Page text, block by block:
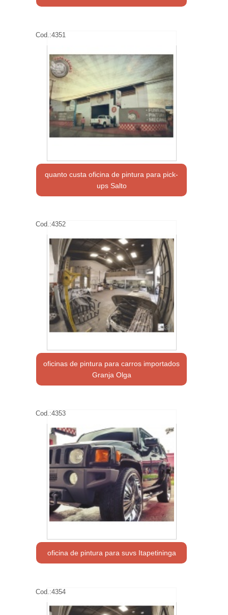
Cod.:4351
quanto custa oficina de pintura para pick-
ups Salto
Cod.:4352
oficinas de pintura para carros importados
Granja Olga
Cod.:4353
oficina de pintura para suvs Itapetininga
Cod.:4354